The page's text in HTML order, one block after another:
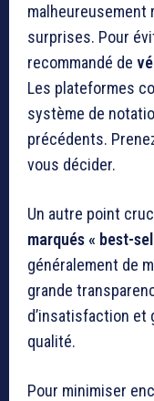
malheureusement
surprises. Pour
recommandé de
Les plateformes
système de
précédents.
vous décider.
Un autre point
marqués « best-
généralement de
grande
d’insatisfaction et
qualité.
Pour minimiser